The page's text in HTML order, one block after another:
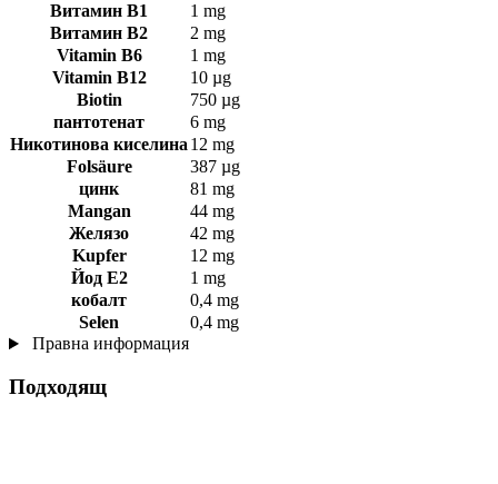
Витамин В1
1 mg
Витамин В2
2 mg
Vitamin B6
1 mg
Vitamin B12
10 µg
Biotin
750 µg
пантотенат
6 mg
Никотинова киселина 12 mg
Folsäure
387 µg
цинк
81 mg
Mangan
44 mg
Желязо
42 mg
Kupfer
12 mg
Йод Е2
1 mg
кобалт
0,4 mg
Selen
0,4 mg
Правна информация
Подходящ